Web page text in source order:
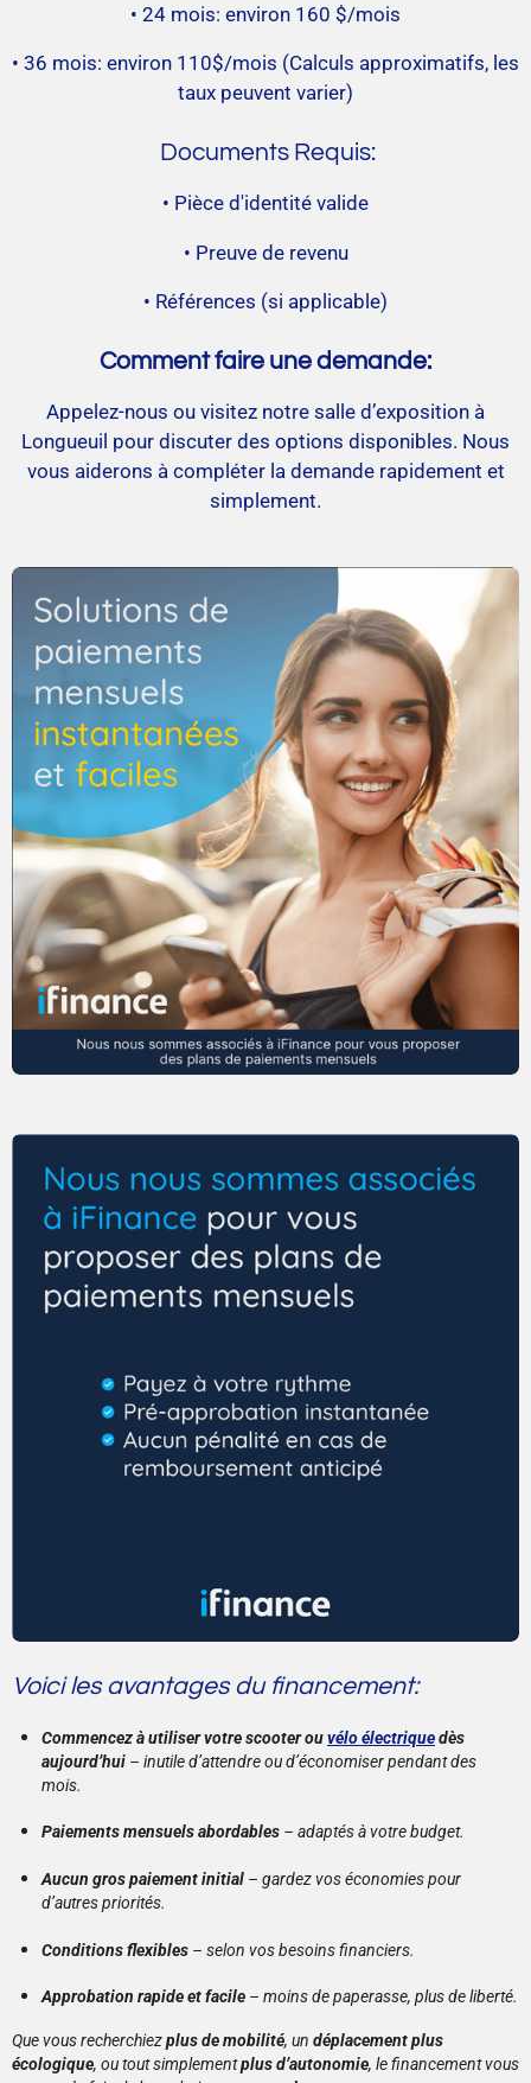
• 24 mois: environ 160 $/mois
• 36 mois: environ 110$/mois (Calculs approximatifs, les
taux peuvent varier)
Documents Requis:
• Pièce d'identité valide
• Preuve derevenu
• Références (si applicable)
Comment faire une demande:
Appelez-nous ou visitez notre salle d’exposition à
Longueuil pour discuter des options disponibles. Nous
vous aiderons à compléter la demande rapidement et
simplement.
Voici les avantages du financement:
Commencez à utiliser votre scooter ouvélo électriquedès
aujourd’hui – inutile d’attendre ou d’économiser pendant des
mois.
Paiements mensuels abordables – adaptés à votre budget.
Aucun gros paiement initial – gardez vos économies pour
d’autres priorités.
Conditions flexibles – selon vos besoins financiers.
Approbation rapide et facile – moins de paperasse, plus de liberté.
Que vous recherchiezplus de mobilité, un déplacement plus
écologique, ou tout simplementplus d’autonomie, le financement vous